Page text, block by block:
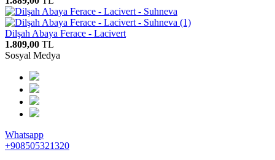
Dilşah Abaya Ferace - Lacivert
1.809,00 TL
Sosyal Medya
Whatsapp
+908505321320